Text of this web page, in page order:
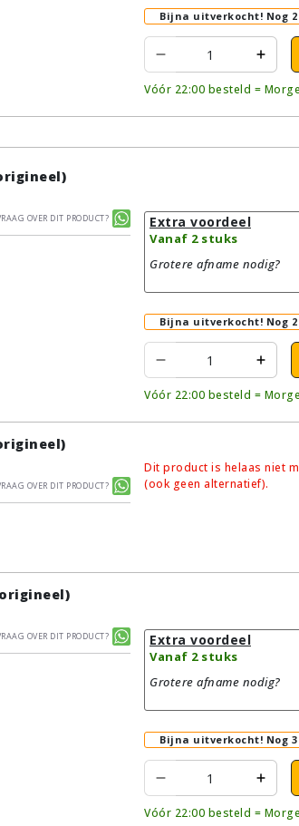
Bijna uitverkocht! Nog
Vóór 22:00 besteld =
over dit product? Extra voordeel
Vanaf 2 stuks
Grotere afname nodig?
Bijna uitverkocht! Nog
Vóór 22:00 besteld =
over dit product?
Dit product is helaas niet
(ook geen alternatief).
origineel)
over dit product? Extra voordeel
Vanaf 2 stuks
Grotere afname nodig?
Bijna uitverkocht! Nog
Vóór 22:00 besteld =